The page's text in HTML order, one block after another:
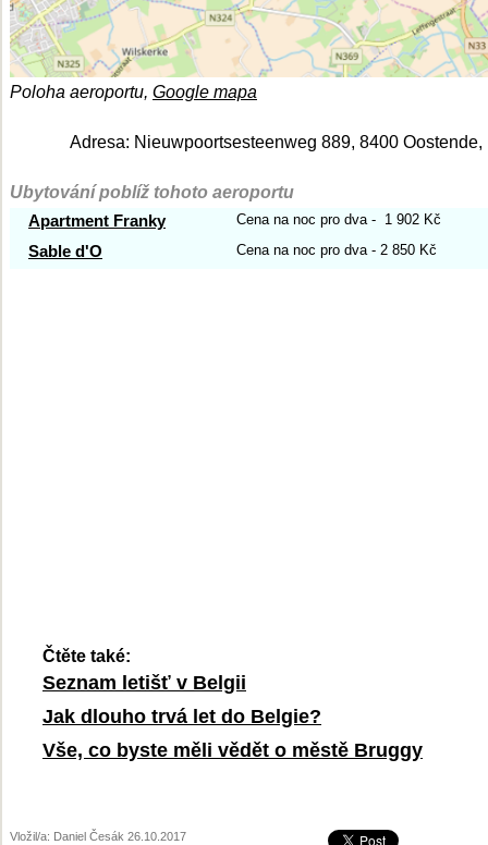
Poloha aeroportu, Google mapa
Adresa: Nieuwpoortsesteenweg 889, 8400 Oostende,
Ubytování poblíž tohoto aeroportu
Apartment Franky
Cena na noc pro dva - 1 902 Kč
Sable d'O Cena na noc pro dva - 2 850 Kč
Čtěte také:
Seznam letišť v Belgii
Jak dlouho trvá let do Belgie?
Vše, co byste měli vědět o městě Bruggy
Vložil/a: Daniel Česák 26.10.2017